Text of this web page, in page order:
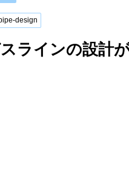
design
ラインの設計